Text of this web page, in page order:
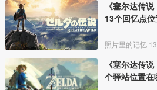
《塞尔达传
13个回忆点
照片里的记忆
《塞尔达传
个驿站位置在